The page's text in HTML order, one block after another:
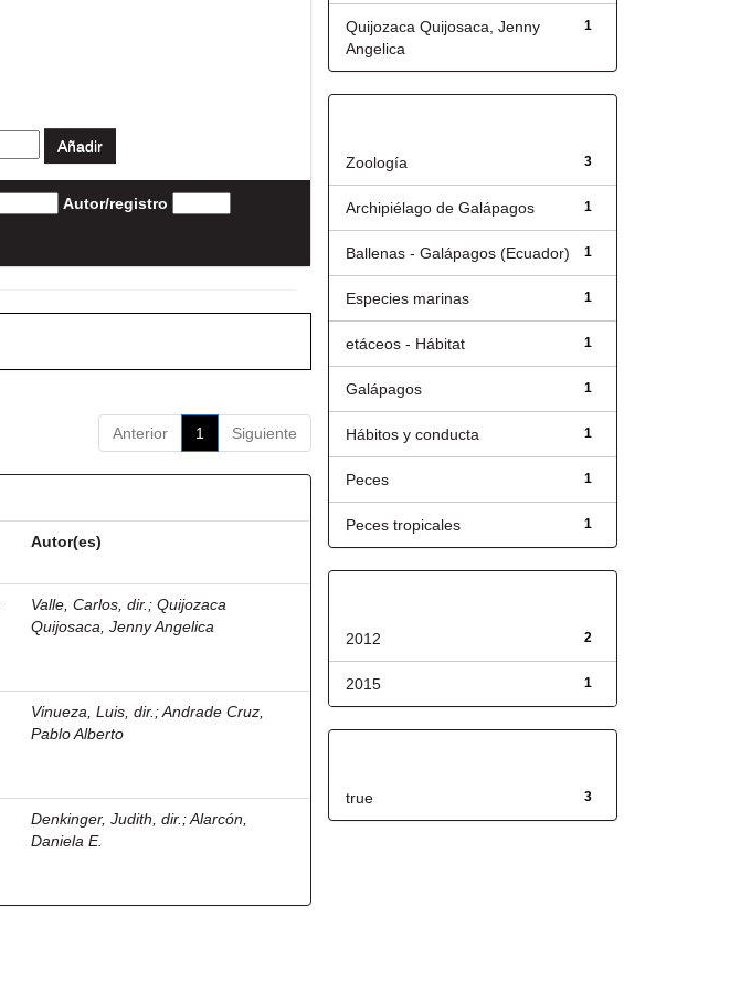
Autor/registro
Anterior 1 Siguiente
Autor(es)
Valle, Carlos, dir. ;Quijozaca
Quijosaca, Jenny Angelica
Vinueza, Luis, dir. ;Andrade Cruz,
Pablo Alberto
Denkinger, Judith, dir. ;Alarcón,
Daniela E.
1
Quijozaca Quijosaca, Jenny
Angelica
3
Zoología
1
Archipiélago de Galápagos
1
Ballenas - Galápagos (Ecuador)
1
Especies marinas
1
etáceos - Hábitat
1
Galápagos
1
Hábitos y conducta
1
Peces
1
Peces tropicales
2
2012
1
2015
3
true